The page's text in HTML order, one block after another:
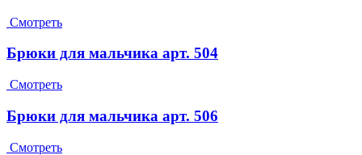
Смотреть
Брюки для мальчика арт. 504
Смотреть
Брюки для мальчика арт. 506
Смотреть